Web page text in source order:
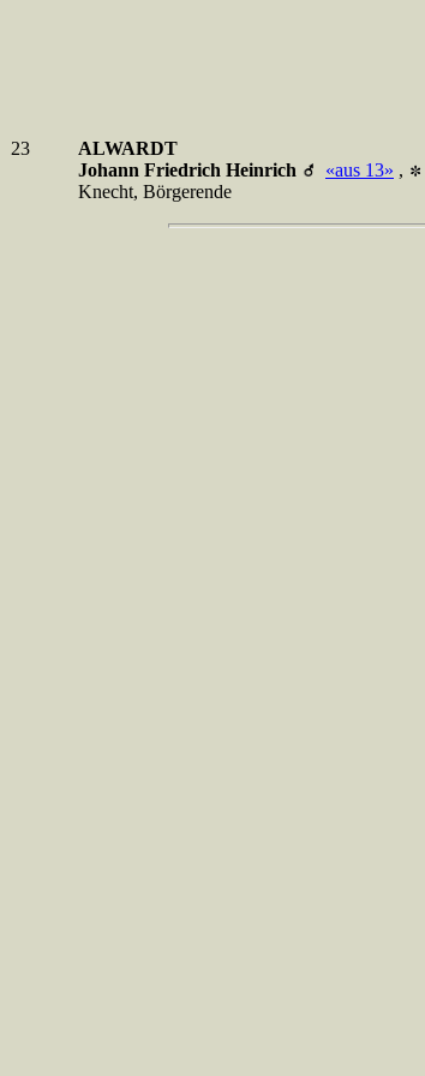
23
ALWARDT
Johann Friedrich Heinrich
«aus 13» ,
Knecht, Börgerende